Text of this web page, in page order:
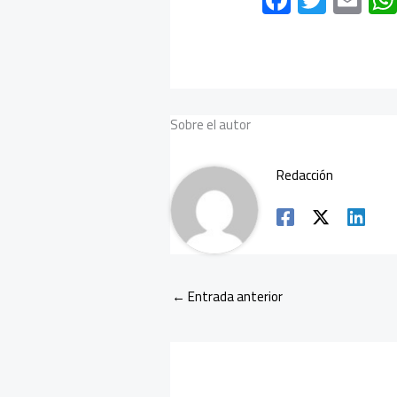
ac wi m
Sobre el autor
Redacción
← Entrada anterior